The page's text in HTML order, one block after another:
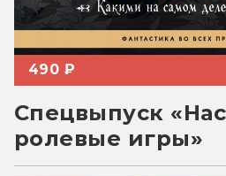
490 ₽
Спецвыпуск
ролевые игры»